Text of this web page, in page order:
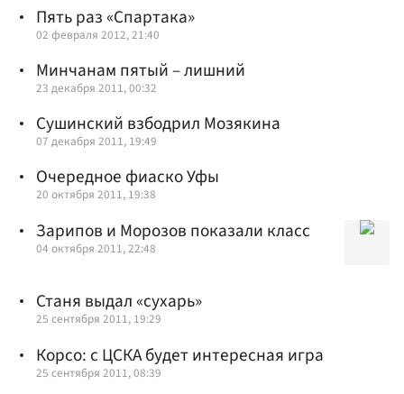
Пять раз «Спартака»
02 февраля 2012, 21:40
Минчанам пятый – лишний
23 декабря 2011, 00:32
Сушинский взбодрил Мозякина
07 декабря 2011, 19:49
Очередное фиаско Уфы
20 октября 2011, 19:38
Зарипов и Морозов показали класс
04 октября 2011, 22:48
Станя выдал «сухарь»
25 сентября 2011, 19:29
Корсо: с ЦСКА будет интересная игра
25 сентября 2011, 08:39